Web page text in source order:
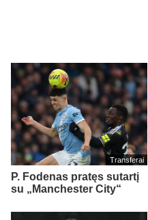
Transferai
P. Fodenas pratęs sutartį
su „Manchester City“